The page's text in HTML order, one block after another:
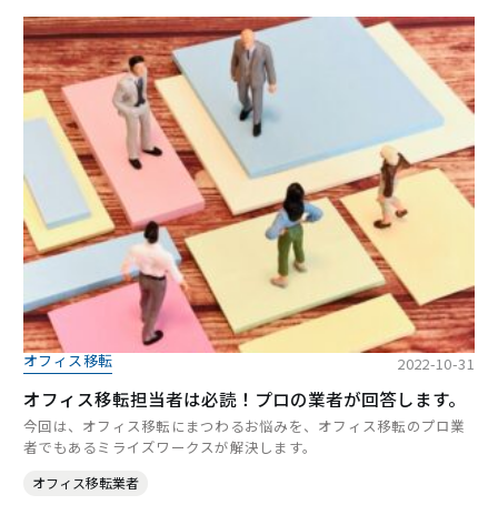
オフィス移転 2022-10-31
オフィス移転担当者は必読！プロの業者が回答します。
今回は、オフィス移転にまつわるお悩みを、オフィス移転のプロ業
者でもあるミライズワークスが解決します。
オフィス移転業者